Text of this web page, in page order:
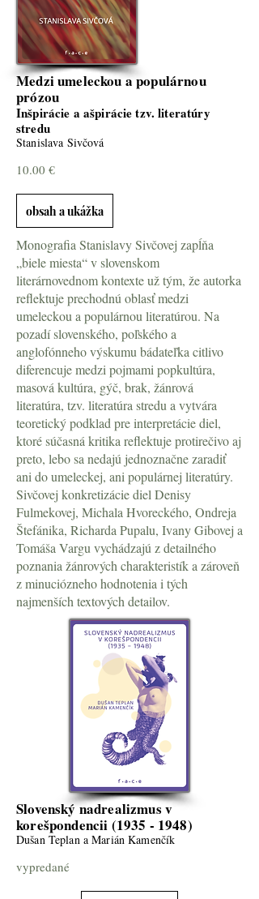
Medzi umeleckou a populárnou
prózou
Inšpirácie a ašpirácie tzv. literatúry
stredu
Stanislava Sivčová
10.00 €
obsah a ukážka
Monografia Stanislavy Sivčovej zapĺňa
„biele miesta“ v slovenskom
literárnovednom kontexte už tým, že autorka
reflektuje prechodnú oblasť medzi
umeleckou a populárnou literatúrou. Na
pozadí slovenského, poľského a
anglofónneho výskumu bádateľka citlivo
diferencuje medzi pojmami popkultúra,
masová kultúra, gýč, brak, žánrová
literatúra, tzv. literatúra stredu a vytvára
teoretický podklad pre interpretácie diel,
ktoré súčasná kritika reflektuje protirečivo aj
preto, lebo sa nedajú jednoznačne zaradiť
ani do umeleckej, ani populárnej literatúry.
Sivčovej konkretizácie diel Denisy
Fulmekovej, Michala Hvoreckého, Ondreja
Štefánika, Richarda Pupalu, Ivany Gibovej a
Tomáša Vargu vychádzajú z detailného
poznania žánrových charakteristík a zároveň
z minuciózneho hodnotenia i tých
najmenších textových detailov.
Slovenský nadrealizmus v
korešpondencii (1935 - 1948)
Dušan Teplan a Marián Kamenčík
vypredané